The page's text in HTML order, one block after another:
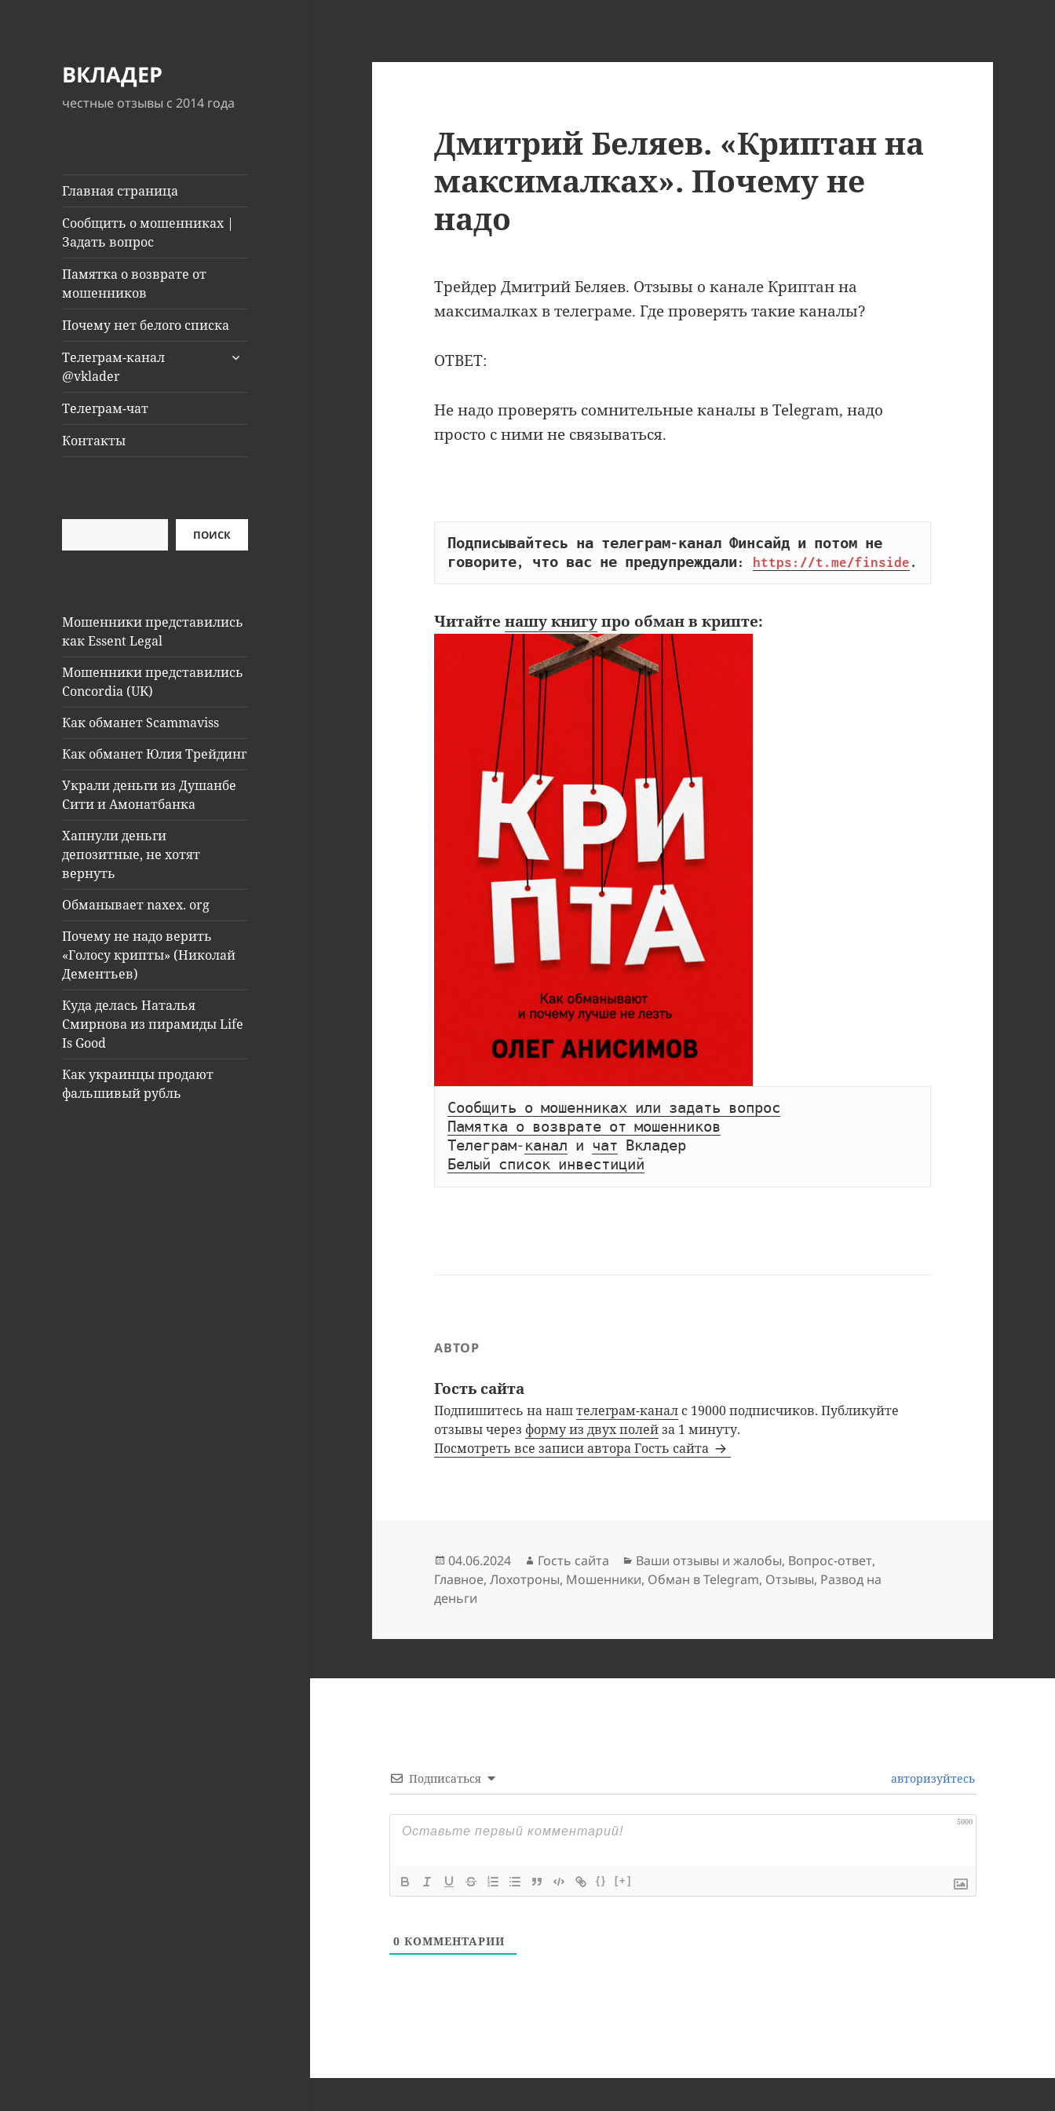
ВКЛАДЕР
честные отзывы с 2014 года
Главная страница
Сообщить о мошенниках |
Задать вопрос
Памятка о возврате от
мошенников
Почему нет белого списка
Телеграм-канал
@vklader
раскрыть
Телеграм-чат
Контакты
ПОИСК
Мошенники представились
как Essent Legal
Мошенники представились
Concordia (UK)
Как обманет Scammaviss
Как обманет Юлия Трейдинг
Украли деньги из Душанбе
Сити и Амонатбанка
Хапнули деньги
депозитные, не хотят
вернуть
Обманывает naxex. org
Почему не надо верить
«Голосу крипты» (Николай
Дементьев)
Куда делась Наталья
Смирнова из пирамиды Life
Is Good
Как украинцы продают
фальшивый рубль
Дмитрий Беляев. «Криптан на
максималках». Почему не
надо
Трейдер Дмитрий Беляев. Отзывы о канале Криптан на
максималках в телеграме. Где проверять такие каналы?
ОТВЕТ:
Не надо проверять сомнительные каналы в Telegram, надо
просто с ними не связываться.
Подписывайтесь на телеграм-канал Финсайд и потом не
говорите, что вас не предупреждали:
https://t.me/finside .
Читайтенашу книгупро обман в крипте:
Сообщить о мошенниках или задать вопрос
Памятка о возврате от мошенников
Телеграм- канал и чат
Вкладер
Белый список инвестиций
АВТОР
Гость сайта
Подпишитесь на наштелеграм-канал с 19000 подписчиков. Публикуйте
отзывы через форму из двух полейза 1 минуту.
Посмотреть все записи автора Гость сайта
Опубликовано
04.06.2024 Автор
Гость сайта Рубрики
Ваши отзывы и жалобы, Вопрос-ответ,
Главное,Лохотроны, Мошенники, Обман в Telegram, Отзывы, Развод на
деньги
Подписаться авторизуйтесь
5000
{} [+]
0 КОММЕНТАРИИ